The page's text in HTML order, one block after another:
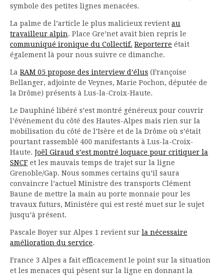
symbole des petites lignes menacées.
La palme de l’article le plus malicieux revient au
travailleur alpin. Place Gre’net avait bien repris le
communiqué ironique du Collectif. Reporterre était
également là pour nous suivre ce dimanche.
La RAM 05 propose des interview d’élus (Françoise
Bellanger, adjointe de Veynes, Marie Pochon, députée de
la Drôme) présents à Lus-la-Croix-Haute.
Le Dauphiné libéré s’est montré généreux pour couvrir
l’événement du côté des Hautes-Alpes mais rien sur la
mobilisation du côté de l’Isère et de la Drôme où s’était
pourtant rassemblé 400 manifestants à Lus-la-Croix-
Haute. Joël Giraud s’est montré loquace pour critiquer la
SNCF et les mauvais temps de trajet sur la ligne
Grenoble/Gap. Nous sommes certains qu’il saura
convaincre l’actuel Ministre des transports Clément
Baune de mettre la main au porte monnaie pour les
travaux futurs, Ministère qui est resté muet sur le sujet
jusqu’à présent.
Pascale Boyer sur Alpes 1 revient sur la nécessaire
amélioration du service.
France 3 Alpes a fait efficacement le point sur la situation
et les menaces qui pèsent sur la ligne en donnant la